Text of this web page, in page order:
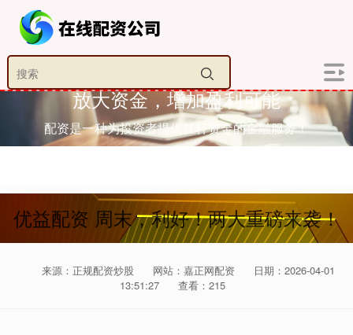
放大资金，增加盈利可能
配资是一种为投资者提供杠杆资金的金融服务！
优益配资 周末，利好！两大重磅来袭！
来源：正规配资炒股 网站：嘉正网配资
日期：2026-04-01
13:51:27
查看：215